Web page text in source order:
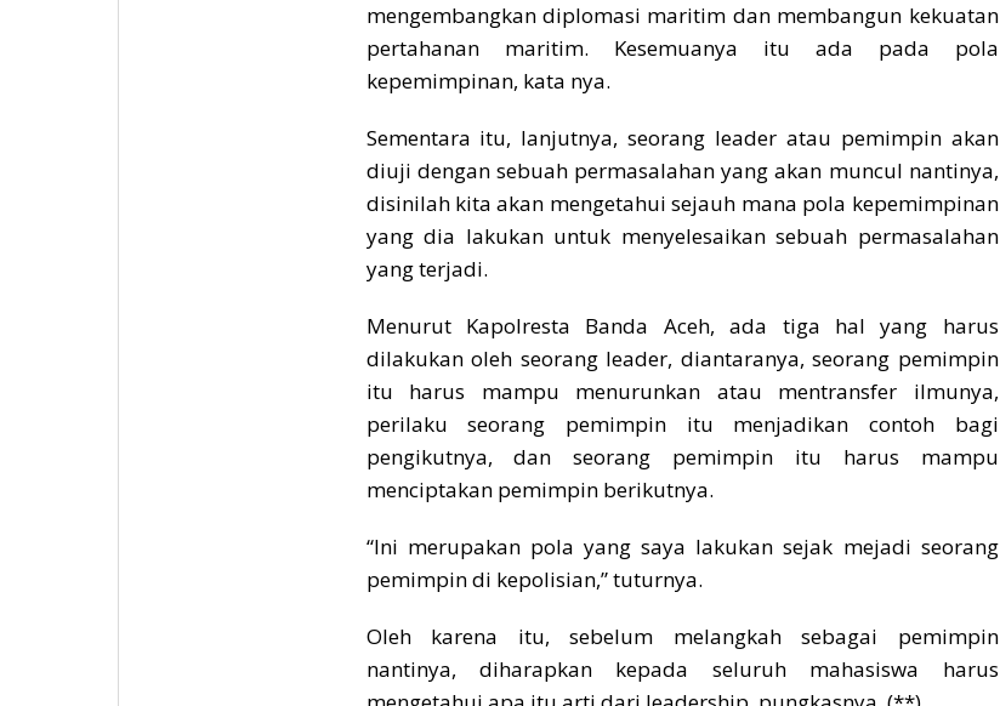
mengembangkan diplomasi maritim dan membangun kekuatan
pertahanan maritim. Kesemuanya itu ada pada pola
kepemimpinan, kata nya.
Sementara itu, lanjutnya, seorang leader atau pemimpin akan
diuji dengan sebuah permasalahan yang akan muncul nantinya,
disinilah kita akan mengetahui sejauh mana pola kepemimpinan
yang dia lakukan untuk menyelesaikan sebuah permasalahan
yang terjadi.
Menurut Kapolresta Banda Aceh, ada tiga hal yang harus
dilakukan oleh seorang leader, diantaranya, seorang pemimpin
itu harus mampu menurunkan atau mentransfer ilmunya,
perilaku seorang pemimpin itu menjadikan contoh bagi
pengikutnya, dan seorang pemimpin itu harus mampu
menciptakan pemimpin berikutnya.
“Ini merupakan pola yang saya lakukan sejak mejadi seorang
pemimpin di kepolisian,” tuturnya.
Oleh karena itu, sebelum melangkah sebagai pemimpin
nantinya, diharapkan kepada seluruh mahasiswa harus